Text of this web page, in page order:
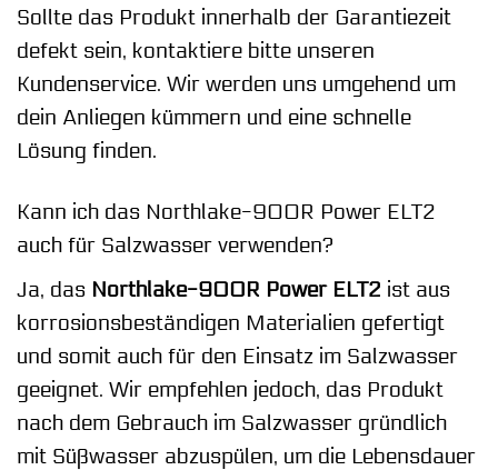
Sollte das Produkt innerhalb der Garantiezeit
defekt sein, kontaktiere bitte unseren
Kundenservice. Wir werden uns umgehend um
dein Anliegen kümmern und eine schnelle
Lösung finden.
Kann ich das Northlake-900R Power ELT2
auch für Salzwasser verwenden?
Ja, das Northlake-900R Power ELT2 ist aus
korrosionsbeständigen Materialien gefertigt
und somit auch für den Einsatz im Salzwasser
geeignet. Wir empfehlen jedoch, das Produkt
nach dem Gebrauch im Salzwasser gründlich
mit Süßwasser abzuspülen, um die Lebensdauer